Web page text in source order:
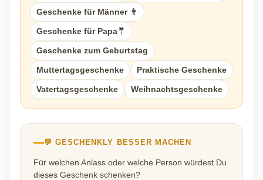
Geschenke für Männer 👨
Geschenke für Papa🤵
Geschenke zum Geburtstag
Muttertagsgeschenke Praktische Geschenke
Vatertagsgeschenke Weihnachtsgeschenke
💬 GESCHENKLY BESSER MACHEN
Für welchen Anlass oder welche Person würdest Du
dieses Geschenk schenken?